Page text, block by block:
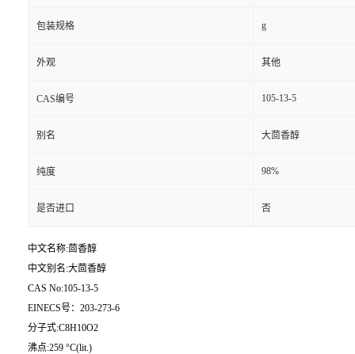
包装规格 g
外观 其他
CAS编号 105-13-5
别名 大茴香醇
纯度 98%
是否进口 否
中文名称:茴香醇
中文别名:大茴香醇
CAS No:105-13-5
EINECS号：203-273-6
分子式:C8H10O2
沸点:259 °C(lit.)